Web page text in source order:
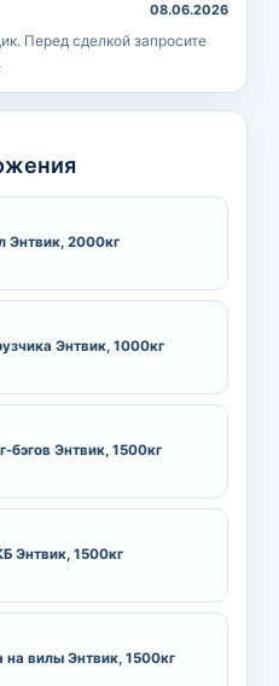
08.06.2026
Перед сделкой запросите
Энтвик, 2000кг
Энтвик, 1000кг
бэгов Энтвик, 1500кг
Энтвик, 1500кг
на вилы Энтвик, 1500кг